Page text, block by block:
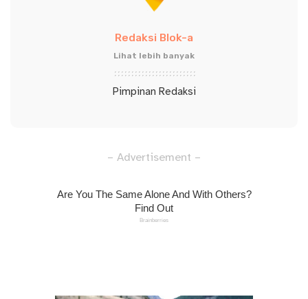
Redaksi Blok-a
Lihat lebih banyak
Pimpinan Redaksi
– Advertisement –